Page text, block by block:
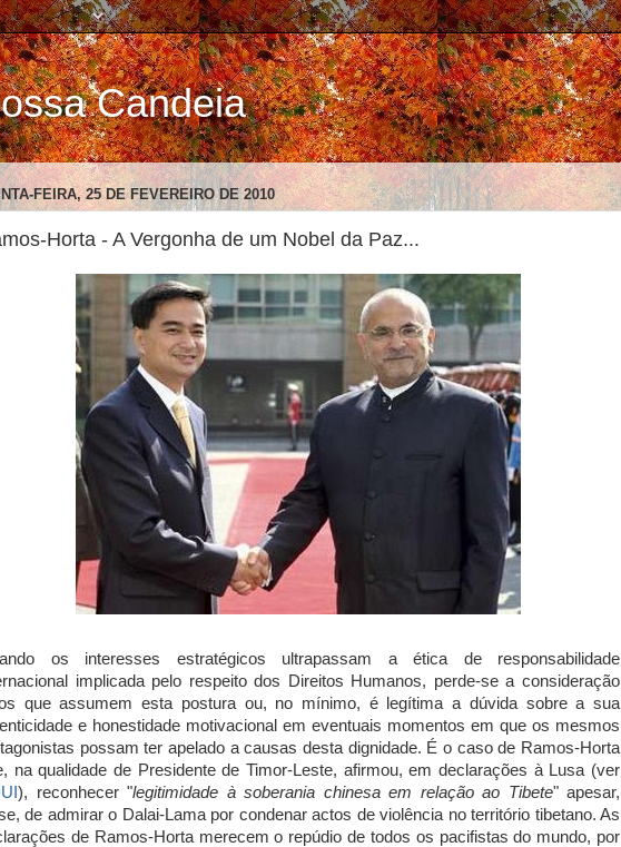
Candeia
FEIRA, 25 DE FEVEREIRO DE 2010
Horta - A Vergonha de um Nobel da Paz...
os interesses estratégicos ultrapassam a ética de responsabilidade
implicada pelo respeito dos Direitos Humanos, perde-se a consideração
que assumem esta postura ou, no mínimo, é legítima a dúvida sobre a sua
e honestidade motivacional em eventuais momentos em que os mesmos
possam ter apelado a causas desta dignidade. É o caso de Ramos-Horta
na qualidade de Presidente de Timor-Leste, afirmou, em declarações à Lusa (ver
), reconhecer "legitimidade à soberania chinesa em relação ao Tibete" apesar,
de admirar o Dalai-Lama por condenar actos de violência no território tibetano. As
de Ramos-Horta merecem o repúdio de todos os pacifistas do mundo, por